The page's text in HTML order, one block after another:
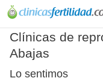
Clínicas de
Abajas
Lo sentimos